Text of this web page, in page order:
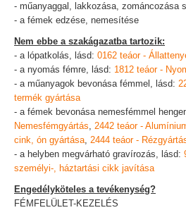
- műanyaggal, lakkozása, zománcozása
- a fémek edzése, nemesítése
Nem ebbe a szakágazatba tartozik:
- a lópatkolás, lásd: 0162 teáor -
- a nyomás fémre, lásd: 1812 teáor -
- a műanyagok bevonása fémmel, lásd:
termék gyártása
- a fémek bevonása nemesfémmel
Nemesfémgyártás, 2442 teáor -
cink, ón gyártása, 2444 teáor -
- a helyben megvárható gravírozás, lásd:
személyi-, háztartási cikk javítása
Engedélyköteles a tevékenység?
FÉMFELÜLET-KEZELÉS